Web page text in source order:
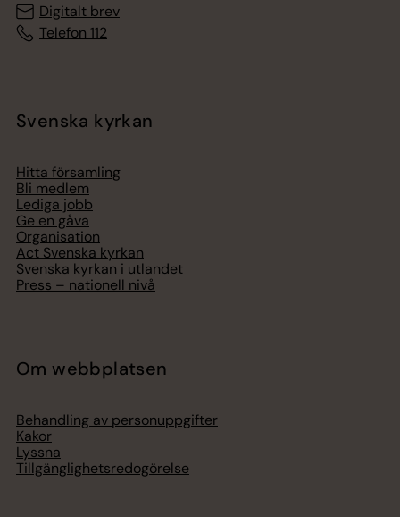
Digitalt brev
Telefon 112
Svenska kyrkan
Hitta församling
Bli medlem
Lediga jobb
Ge en gåva
Organisation
Act Svenska kyrkan
Svenska kyrkan i utlandet
Press – nationell nivå
Om webbplatsen
Behandling av personuppgifter
Kakor
Lyssna
Tillgänglighetsredogörelse